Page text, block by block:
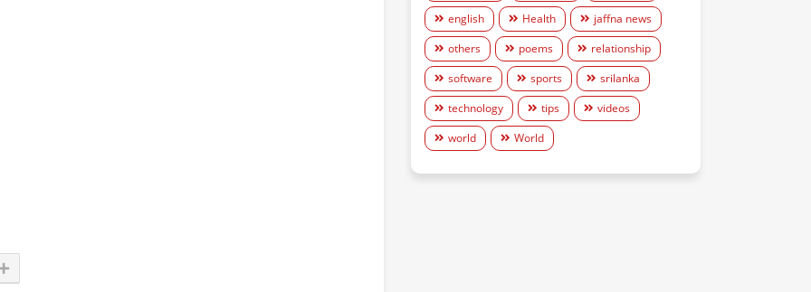
english
Health
jaffna news
others
poems
relationship
software
sports
srilanka
technology
tips
videos
world
World